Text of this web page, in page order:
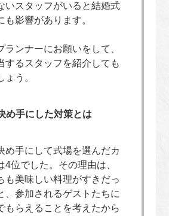
いスタッフがいると結婚式
も影響があります。
ランナーにお願いをして、
するスタッフを紹介しても
ょう。
め手にした対策とは
め手にして式場を選んだカ
4位でした。その理由は、
も美味しい料理がすきだっ
、参加されるゲストたちに
もらえることを考えたから